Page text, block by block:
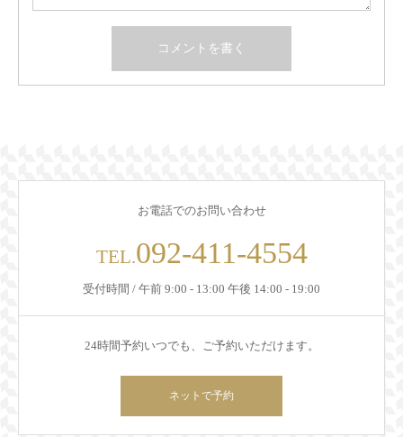
お電話でのお問い合わせ
TEL.092-411-4554
受付時間 / 午前 9:00 - 13:00 午後 14:00 - 19:00
24時間予約いつでも、ご予約いただけます。
ネットで予約